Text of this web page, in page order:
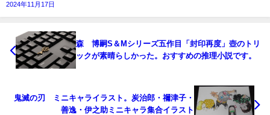
2024年11月17日
森 博嗣S＆Mシリーズ五作目「封印再度」壺のトリ
ックが素晴らしかった。おすすめの推理小説です。
鬼滅の刃 ミニキャライラスト。炭治郎・禰津子・
善逸・伊之助ミニキャラ集合イラスト